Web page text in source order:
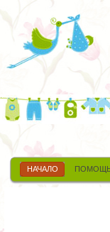
НАЧАЛО